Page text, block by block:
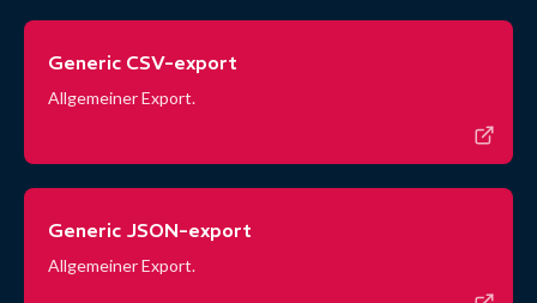
Generic CSV-export
Allgemeiner Export.
Generic JSON-export
Allgemeiner Export.